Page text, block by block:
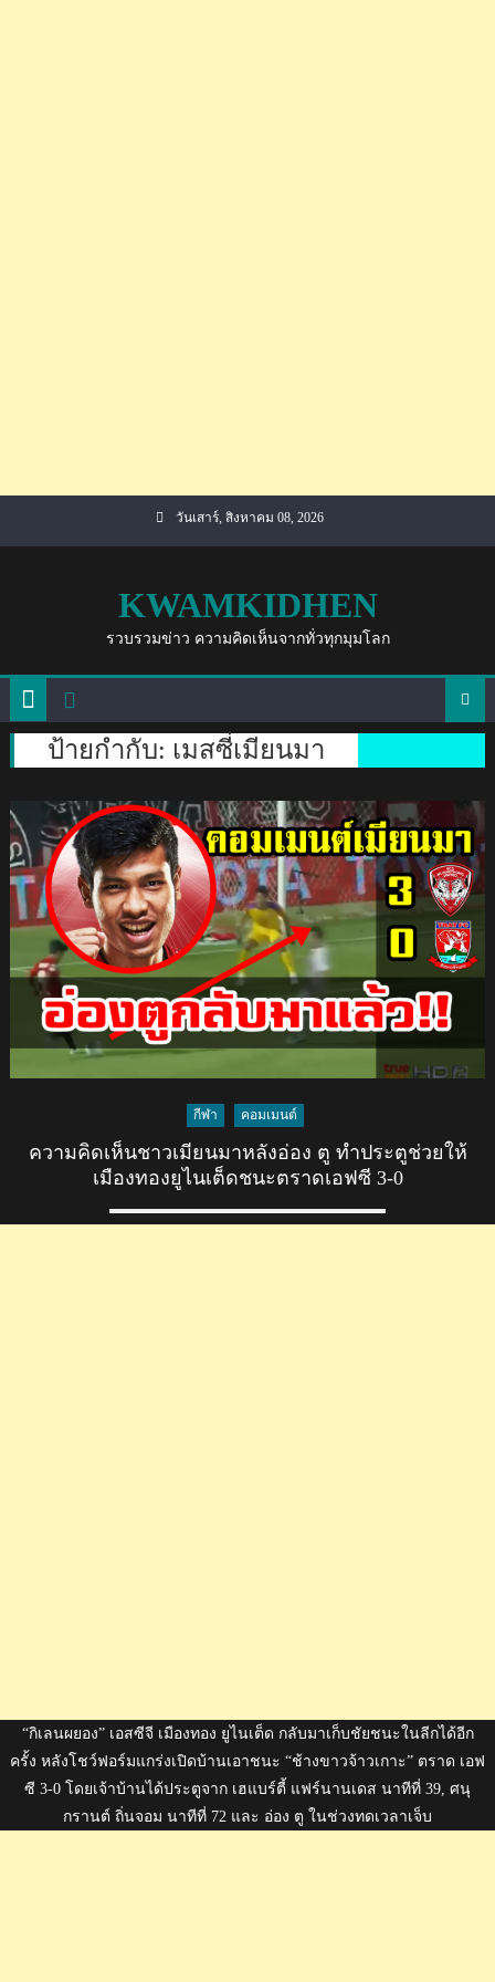
วันเสาร์, สิงหาคม 08, 2026
KWAMKIDHEN
รวบรวมข่าว ความคิดเห็นจากทั่วทุกมุมโลก
ป้ายกำกับ: เมสซี่เมียนมา
กีฬา คอมเมนต์
ความคิดเห็นชาวเมียนมาหลังอ่อง ตู ทำประตูช่วยให้
เมืองทองยูไนเต็ดชนะตราดเอฟซี 3-0
“กิเลนผยอง” เอสซีจี เมืองทอง ยูไนเต็ด กลับมาเก็บชัยชนะในลีกได้อีก
ครั้ง หลังโชว์ฟอร์มแกร่งเปิดบ้านเอาชนะ “ช้างขาวจ้าวเกาะ” ตราด เอฟ
ซี 3-0 โดยเจ้าบ้านได้ประตูจาก เฮแบร์ตี้ แฟร์นานเดส นาทีที่ 39, ศนุ
กรานต์ ถิ่นจอม นาทีที่ 72 และ อ่อง ตู ในช่วงทดเวลาเจ็บ